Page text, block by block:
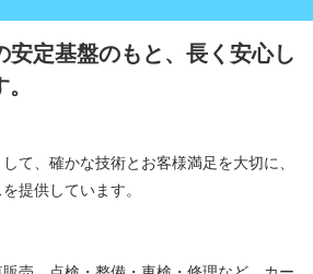
安定基盤のもと、長く安心し
て、確かな技術とお客様満足を大切に、
提供しています。